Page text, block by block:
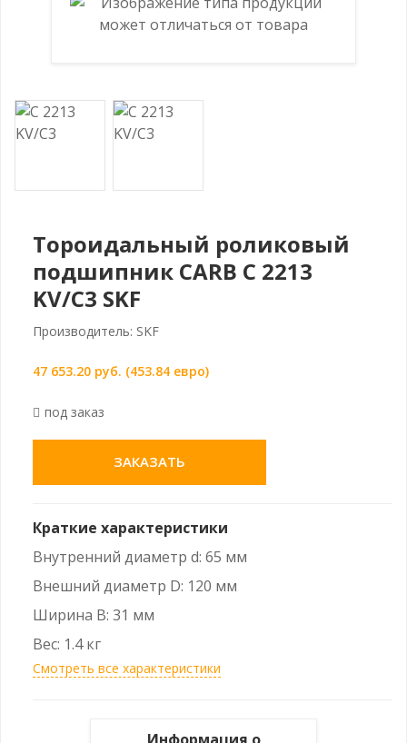
Тороидальный роликовый
подшипник CARB C 2213
KV/C3 SKF
Производитель: SKF
47 653.20 руб. (453.84 евро)
под заказ
ЗАКАЗАТЬ
Краткие характеристики
Внутренний диаметр d: 65 мм
Внешний диаметр D: 120 мм
Ширина B: 31 мм
Вес: 1.4 кг
Смотреть все характеристики